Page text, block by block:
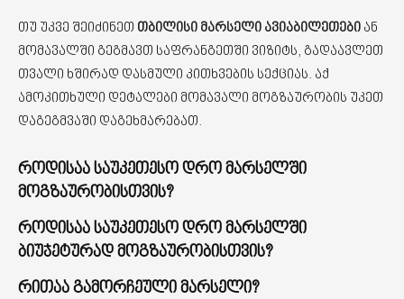
თუ უკვე შეიძინეთ თბილისი მარსელი ავიაბილეთები ან
მომავალში გეგმავთ საფრანგეთში ვიზიტს, გადაავლეთ
თვალი ხშირად დასმული კითხვების სექციას. აქ
ამოკითხული დეტალები მომავალი მოგზაურობის უკეთ
დაგეგმვაში დაგეხმარებათ.
როდისაა საუკეთესო დრო მარსელში
მოგზაურობისთვის?
როდისაა საუკეთესო დრო მარსელში
ბიუჯეტურად მოგზაურობისთვის?
რითაა გამორჩეული მარსელი?